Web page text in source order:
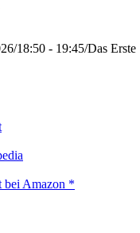
/18:50 - 19:45/Das Erste
bei Amazon *